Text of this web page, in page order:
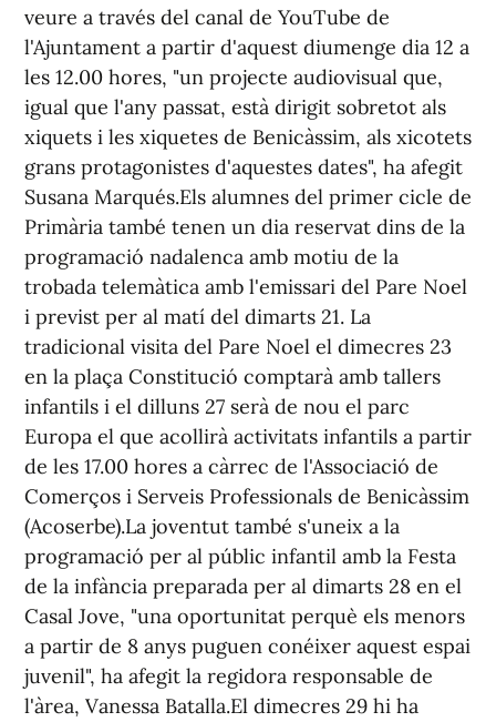
veure a través del canal de YouTube de
l'Ajuntament a partir d'aquest diumenge dia 12 a
les 12.00 hores, "un projecte audiovisual que,
igual que l'any passat, està dirigit sobretot als
xiquets i les xiquetes de Benicàssim, als xicotets
grans protagonistes d'aquestes dates", ha afegit
Susana Marqués.Els alumnes del primer cicle de
Primària també tenen un dia reservat dins de la
programació nadalenca amb motiu de la
trobada telemàtica amb l'emissari del Pare Noel
i previst per al matí del dimarts 21. La
tradicional visita del Pare Noel el dimecres 23
en la plaça Constitució comptarà amb tallers
infantils i el dilluns 27 serà de nou el parc
Europa el que acollirà activitats infantils a partir
de les 17.00 hores a càrrec de l'Associació de
Comerços i Serveis Professionals de Benicàssim
(Acoserbe).La joventut també s'uneix a la
programació per al públic infantil amb la Festa
de la infància preparada per al dimarts 28 en el
Casal Jove, "una oportunitat perquè els menors
a partir de 8 anys puguen conéixer aquest espai
juvenil", ha afegit la regidora responsable de
l'àrea, Vanessa Batalla.El dimecres 29 hi ha